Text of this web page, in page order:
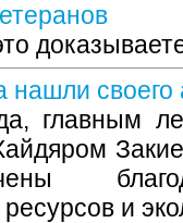
нашли своего
главным
и